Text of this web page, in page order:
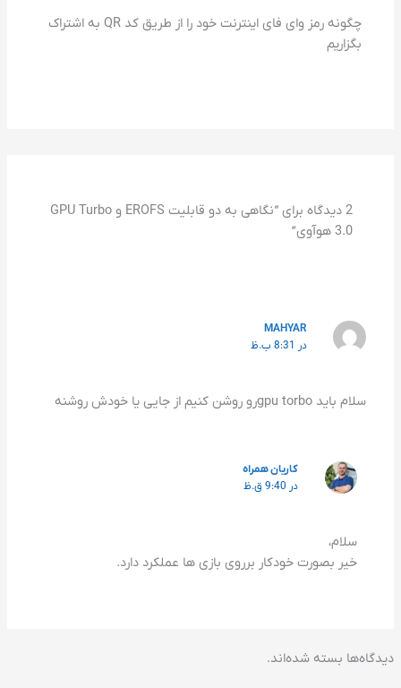
چگونه رمز وای فای اینترنت خود را از طریق کد QR به اشتراک
بگزاریم
2 دیدگاه برای “نگاهی به دو قابلیت EROFS و GPU Turbo
3.0 هوآوی”
MAHYAR
در 8:31 ب.ظ
سلام باید gpu torboرو روشن کنیم از جایی یا خودش روشنه
کاریان همراه
در 9:40 ق.ظ
سلام،
خیر بصورت خودکار برروی بازی ها عملکرد دارد.
دیدگاه‌ها بسته شده‌اند.